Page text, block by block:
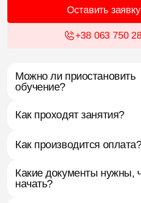
Оставить заявку
+38 063 750
Можно ли приостановить
обучение?
Как проходят занятия?
Как производится
Какие документы нужны,
начать?